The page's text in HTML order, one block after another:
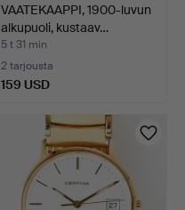
VAATEKAAPPI, 1900-luvun
alkupuoli, kustaav…
5 t 31 min
2 tarjousta
159 USD